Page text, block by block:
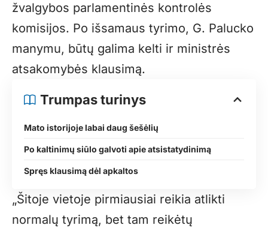
žvalgybos parlamentinės kontrolės
komisijos. Po išsamaus tyrimo, G. Palucko
manymu, būtų galima kelti ir ministrės
atsakomybės klausimą.
Trumpas turinys
Mato istorijoje labai daug šešėlių
Po kaltinimų siūlo galvoti apie atsistatydinimą
Spręs klausimą dėl apkaltos
„Šitoje vietoje pirmiausiai reikia atlikti
normalų tyrimą, bet tam reikėtų